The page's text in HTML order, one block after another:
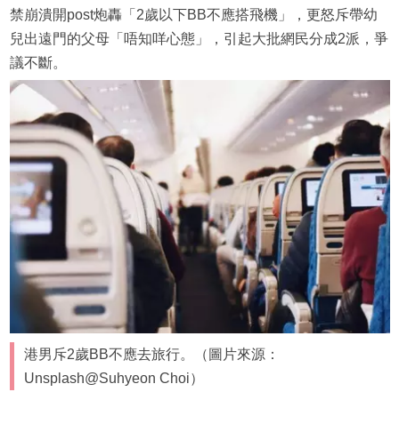
禁崩潰開post炮轟「2歲以下BB不應搭飛機」，更怒斥帶幼
兒出遠門的父母「唔知咩心態」，引起大批網民分成2派，爭
議不斷。
港男斥2歲BB不應去旅行。（圖片來源：
Unsplash@Suhyeon Choi）